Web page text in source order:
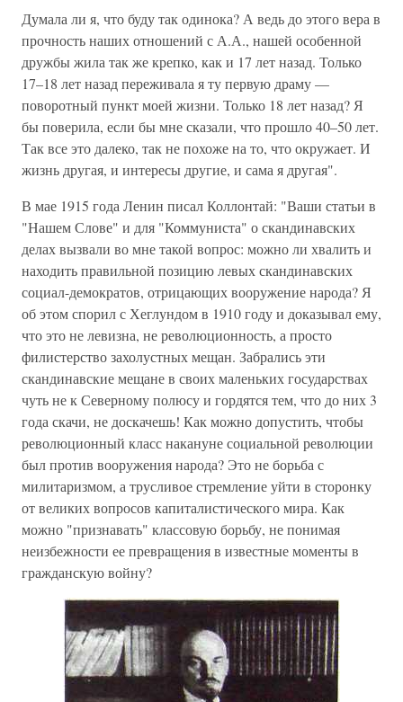
Думала ли я, что буду так одинока? А ведь до этого вера в
прочность наших отношений с А.А., нашей особенной
дружбы жила так же крепко, как и 17 лет назад. Только
17–18 лет назад переживала я ту первую драму —
поворотный пункт моей жизни. Только 18 лет назад? Я
бы поверила, если бы мне сказали, что прошло 40–50 лет.
Так все это далеко, так не похоже на то, что окружает. И
жизнь другая, и интересы другие, и сама я другая".
В мае 1915 года Ленин писал Коллонтай: "Ваши статьи в
"Нашем Слове" и для "Коммуниста" о скандинавских
делах вызвали во мне такой вопрос: можно ли хвалить и
находить правильной позицию левых скандинавских
социал-демократов, отрицающих вооружение народа? Я
об этом спорил с Хеглундом в 1910 году и доказывал ему,
что это не левизна, не революционность, а просто
филистерство захолустных мещан. Забрались эти
скандинавские мещане в своих маленьких государствах
чуть не к Северному полюсу и гордятся тем, что до них 3
года скачи, не доскачешь! Как можно допустить, чтобы
революционный класс накануне социальной революции
был против вооружения народа? Это не борьба с
милитаризмом, а трусливое стремление уйти в сторонку
от великих вопросов капиталистического мира. Как
можно "признавать" классовую борьбу, не понимая
неизбежности ее превращения в известные моменты в
гражданскую войну?